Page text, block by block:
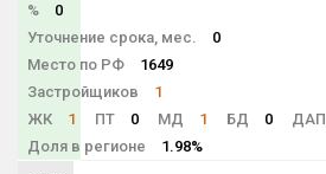
%
0
Уточнение срока, мес.
0
Место по РФ
1649
Застройщиков
1
ЖК
1 ПТ 0 МД 1 БД 0 ДАП
Доля в регионе
1.98%